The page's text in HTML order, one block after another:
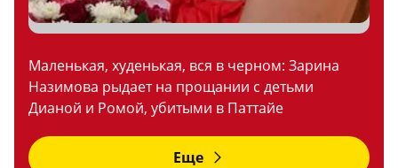
Маленькая, худенькая, вся в черном: Зарина
Назимова рыдает на прощании с детьми
Дианой и Ромой, убитыми в Паттайе
Еще